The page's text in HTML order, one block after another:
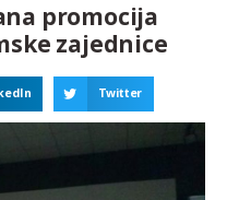
promocija
zajednice
Twitter